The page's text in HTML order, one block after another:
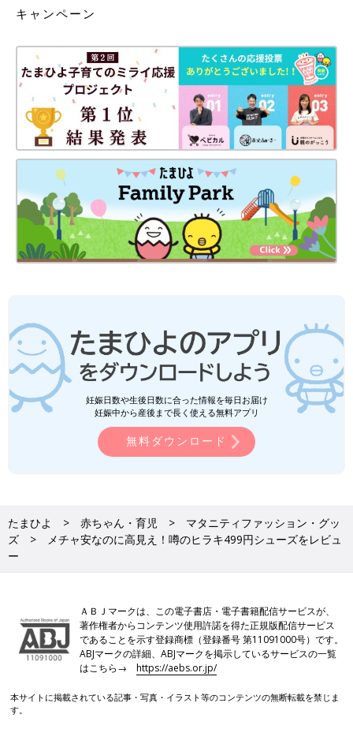
キャンペーン
妊娠日数や生後日数に合った情報を毎日お届け
妊娠中から産後まで長く使える無料アプリ
無料ダウンロード
たまひよ 赤ちゃん・育児
マタニティファッション・グッ
ズ
メチャ安なのに高見え！噂のヒラキ499円シューズをレビュ
ー
ＡＢＪマークは、この電子書店・電子書籍配信サービスが、
著作権者からコンテンツ使用許諾を得た正規版配信サービス
であることを示す登録商標（登録番号 第11091000号）です。
ABJマークの詳細、ABJマークを掲示しているサービスの一覧
はこちら→https://aebs.or.jp/
本サイトに掲載されている記事・写真・イラスト等のコンテンツの無断転載を禁じま
す。